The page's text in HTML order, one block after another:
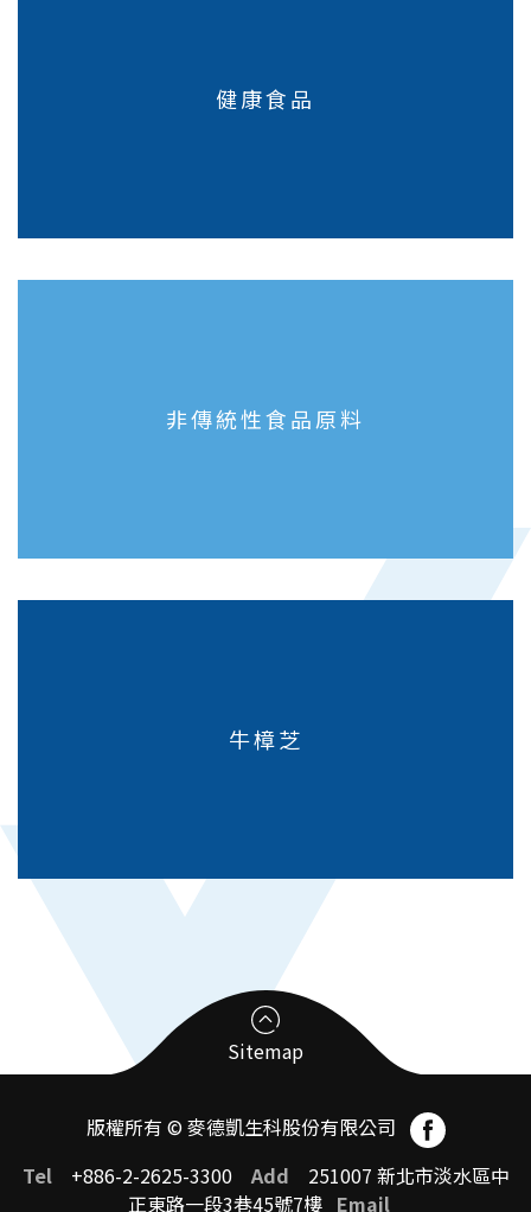
健康食品
非傳統性食品原料
牛樟芝
Sitemap
臨床前試驗受託CRO
版權所有 © 麥德凱生科股份有限公司
Tel+886-2-2625-3300Add 251007 新北市淡水區中
正東路一段3巷45號7樓 Email